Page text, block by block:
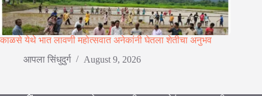
काळसे येथे भात लावणी महोत्सवात अनेकांनी घेतला शेतीचा अनुभव
आपला सिंधुदुर्ग
August 9, 2026